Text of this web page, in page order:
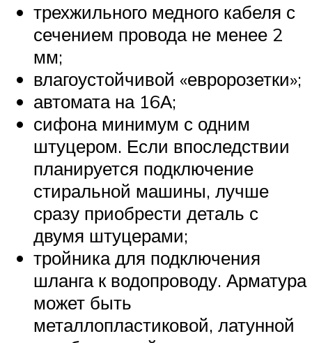
трехжильного медного кабеля с
сечением провода не менее 2
мм;
влагоустойчивой «евророзетки»;
автомата на 16А;
сифона минимум с одним
штуцером. Если впоследствии
планируется подключение
стиральной машины, лучше
сразу приобрести деталь с
двумя штуцерами;
тройника для подключения
шланга к водопроводу. Арматура
может быть
металлопластиковой, латунной